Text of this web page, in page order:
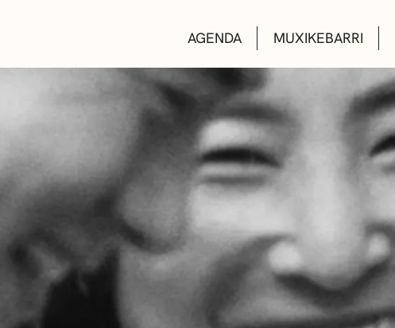
AGENDA MUXIKEBARRI
AULAS DE CULTURA
BIBLIOTECAS
ESCUELA DE MÚSICA